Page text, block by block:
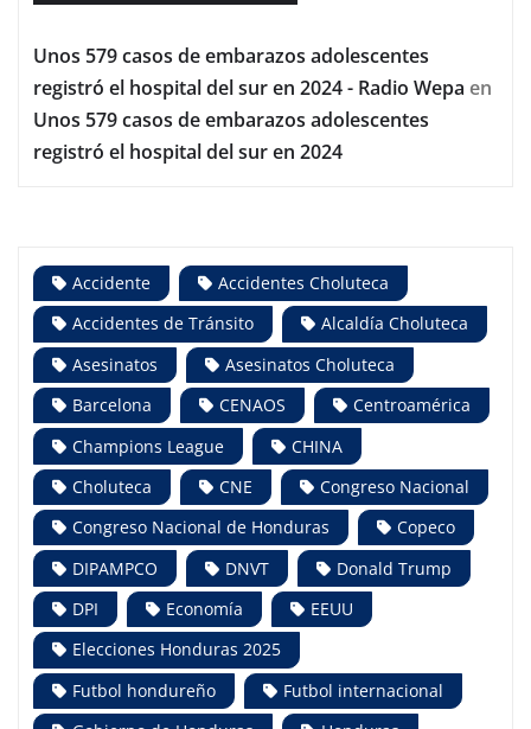
Unos 579 casos de embarazos adolescentes
registró el hospital del sur en 2024 - Radio Wepa en
Unos 579 casos de embarazos adolescentes
registró el hospital del sur en 2024
Accidente
Accidentes Choluteca
Accidentes de Tránsito
Alcaldía Choluteca
Asesinatos
Asesinatos Choluteca
Barcelona
CENAOS
Centroamérica
Champions League
CHINA
Choluteca
CNE
Congreso Nacional
Congreso Nacional de Honduras
Copeco
DIPAMPCO
DNVT
Donald Trump
DPI
Economía
EEUU
Elecciones Honduras 2025
Futbol hondureño
Futbol internacional